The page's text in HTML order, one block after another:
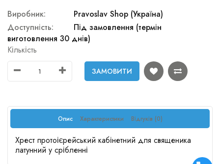
Виробник:
Pravoslav Shop (Україна)
Доступність:
Під замовлення (термін
виготовлення 30 днів)
Кількість
ЗАМОВИТИ
Опис Характеристики Відгуків (0)
Хрест протоієрейський кабінетний для священика
латунний у срібленні